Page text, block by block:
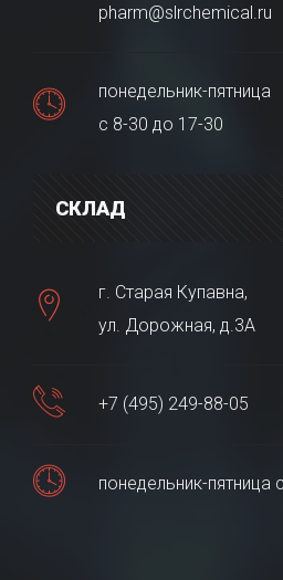
pharm@slrchemical.ru
понедельник-пятница
с 8-30 до 17-30
СКЛАД
г. Старая Купавна,
ул. Дорожная, д.3А
+7 (495) 249-88-05
понедельник-пятница